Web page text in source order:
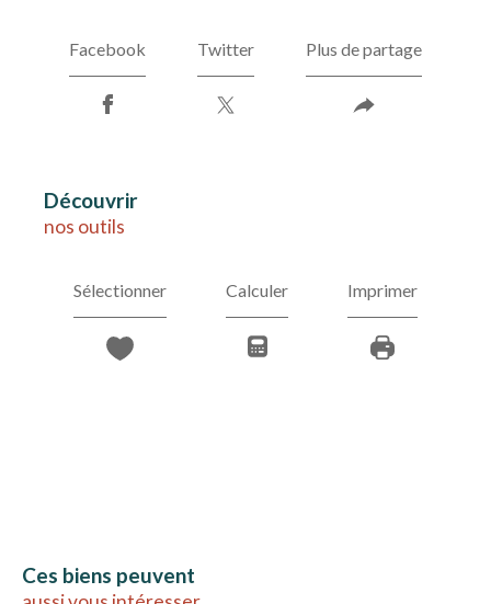
Facebook Twitter Plus de partage
découvrir
nos outils
Sélectionner Calculer Imprimer
Ces biens peuvent